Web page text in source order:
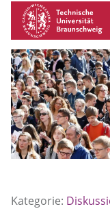
Kategorie: